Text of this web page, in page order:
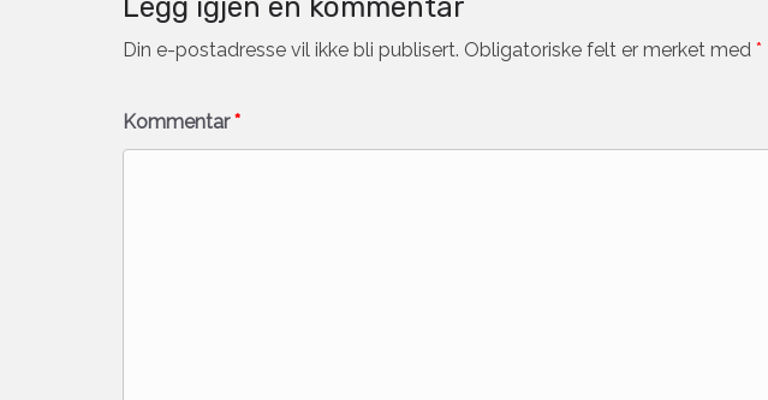
Din e-postadresse vil ikke bli publisert. Obligatoriske felt er merket med *
Kommentar*